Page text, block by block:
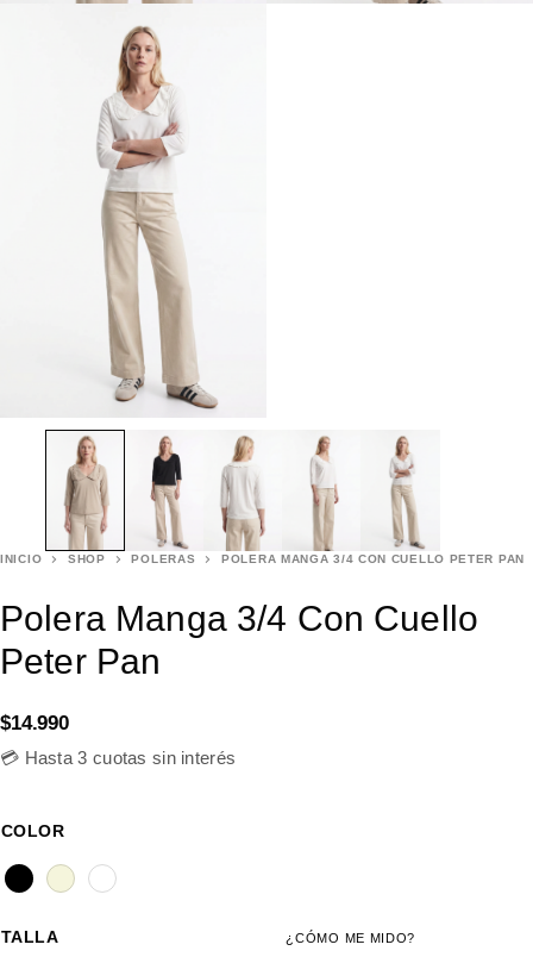
INICIO SHOP POLERAS POLERA MANGA 3/4 CON CUELLO PETER PAN
Polera Manga 3/4 Con Cuello
Peter Pan
$14.990
💳 Hasta 3 cuotas sin interés
COLOR
¿CÓMO ME MIDO?
TALLA